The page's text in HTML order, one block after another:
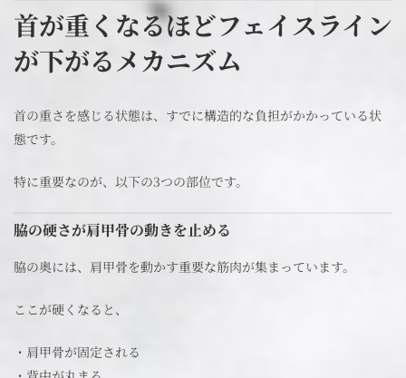
首が重くなるほどフェイスライン
が下がるメカニズム
首の重さを感じる状態は、すでに構造的な負担がかかっている状
態です。
特に重要なのが、以下の3つの部位です。
脇の硬さが肩甲骨の動きを止める
脇の奥には、肩甲骨を動かす重要な筋肉が集まっています。
ここが硬くなると、
・肩甲骨が固定される